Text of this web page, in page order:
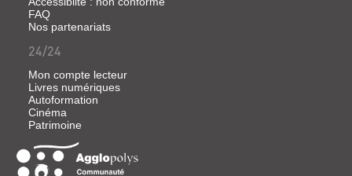
ET
GOMORRHE
[4]
Livre
Proust,
Marcel
Gallimard,
2019
(Folio)
village
fictif
du
marais
poitevin,
pour
mener
bien
sa
thèse
la
vie
FAQ
Nos partenariats
24/24
Mon compte lecteur
Livres numériques
Autoformation
Cinéma
Patrimoine